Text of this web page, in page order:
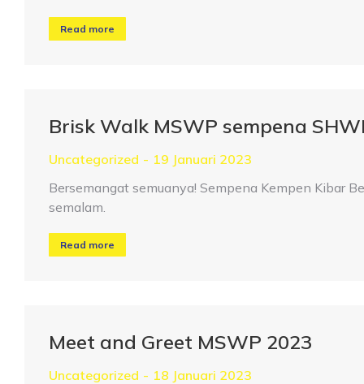
Read more
Brisk Walk MSWP sempena
Uncategorized
19 Januari 2023
Bersemangat semuanya! Sempena Kempen Kibar
semalam.
Read more
Meet and Greet MSWP 2023
Uncategorized
18 Januari 2023